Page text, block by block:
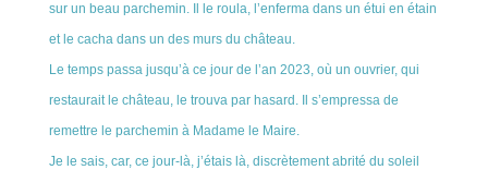
sur un beau parchemin. Il le roula, l’enferma dans un étui en étain
et le cacha dans un des murs du château.
Le temps passa jusqu’à ce jour de l’an 2023, où un ouvrier, qui
restaurait le château, le trouva par hasard. Il s’empressa de
remettre le parchemin à Madame le Maire.
Je le sais, car, ce jour-là, j’étais là, discrètement abrité du soleil